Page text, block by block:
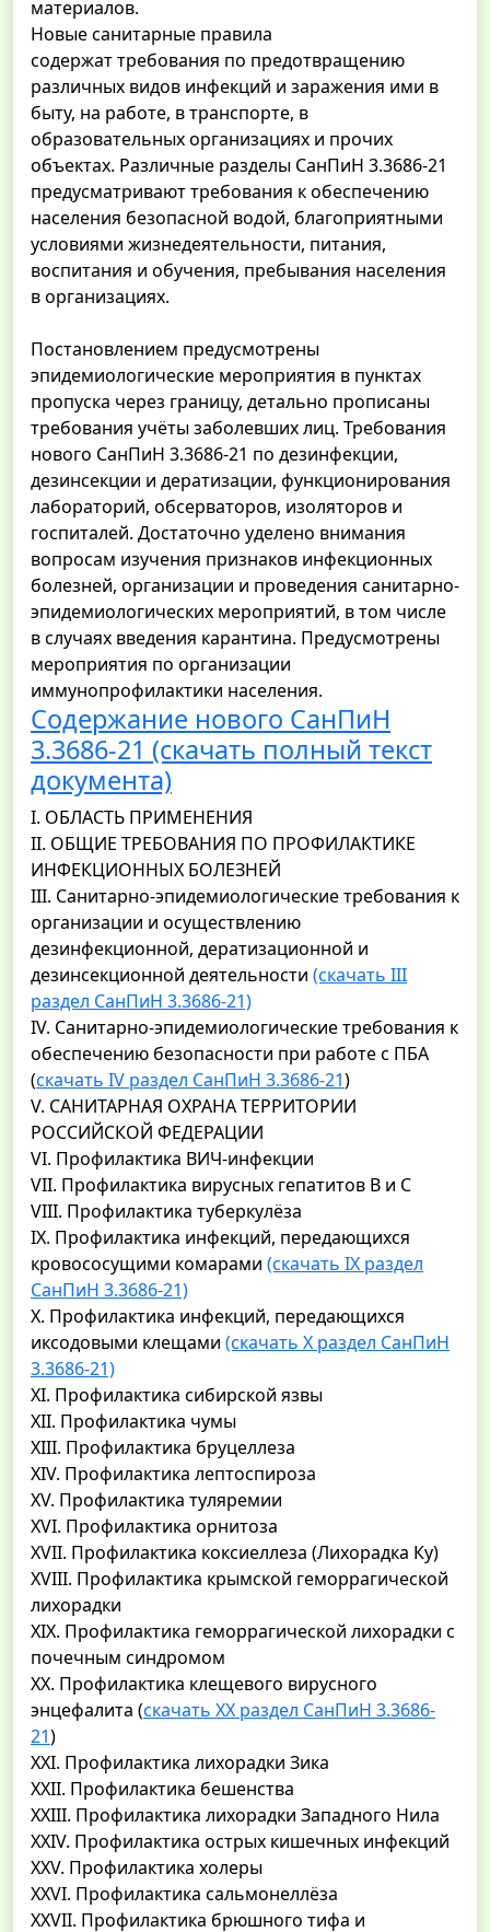
материалов.
Новые санитарные правила
содержат требования по предотвращению
различных видов инфекций и заражения ими в
быту, на работе, в транспорте, в
образовательных организациях и прочих
объектах. Различные разделы СанПиН 3.3686-21
предусматривают требования к обеспечению
населения безопасной водой, благоприятными
условиями жизнедеятельности, питания,
воспитания и обучения, пребывания населения
в организациях.
Постановлением предусмотрены
эпидемиологические мероприятия в пунктах
пропуска через границу, детально прописаны
требования учёты заболевших лиц. Требования
нового СанПиН 3.3686-21 по дезинфекции,
дезинсекции и дератизации, функционирования
лабораторий, обсерваторов, изоляторов и
госпиталей. Достаточно уделено внимания
вопросам изучения признаков инфекционных
болезней, организации и проведения санитарно-
эпидемиологических мероприятий, в том числе
в случаях введения карантина. Предусмотрены
мероприятия по организации
иммунопрофилактики населения.
Содержание нового СанПиН
3.3686-21 (скачать полный текст
документа)
I. ОБЛАСТЬ ПРИМЕНЕНИЯ
II. ОБЩИЕ ТРЕБОВАНИЯ ПО ПРОФИЛАКТИКЕ
ИНФЕКЦИОННЫХ БОЛЕЗНЕЙ
III. Санитарно-эпидемиологические требования к
организации и осуществлению
дезинфекционной, дератизационной и
дезинсекционной деятельности (скачать III
раздел СанПиН 3.3686-21)
IV. Санитарно-эпидемиологические требования к
обеспечению безопасности при работе с ПБА
(скачать IV раздел СанПиН 3.3686-21)
V. САНИТАРНАЯ ОХРАНА ТЕРРИТОРИИ
РОССИЙСКОЙ ФЕДЕРАЦИИ
VI. Профилактика ВИЧ-инфекции
VII. Профилактика вирусных гепатитов В и С
VIII. Профилактика туберкулёза
IX. Профилактика инфекций, передающихся
кровососущими комарами (скачать IX раздел
СанПиН 3.3686-21)
X. Профилактика инфекций, передающихся
иксодовыми клещами (скачать X раздел СанПиН
3.3686-21)
XI. Профилактика сибирской язвы
XII. Профилактика чумы
XIII. Профилактика бруцеллеза
XIV. Профилактика лептоспироза
XV. Профилактика туляремии
XVI. Профилактика орнитоза
XVII. Профилактика коксиеллеза (Лихорадка Ку)
XVIII. Профилактика крымской геморрагической
лихорадки
XIX. Профилактика геморрагической лихорадки с
почечным синдромом
XX. Профилактика клещевого вирусного
энцефалита (скачать ХХ раздел СанПиН 3.3686-
21)
XXI. Профилактика лихорадки Зика
XXII. Профилактика бешенства
XXIII. Профилактика лихорадки Западного Нила
XXIV. Профилактика острых кишечных инфекций
XXV. Профилактика холеры
XXVI. Профилактика сальмонеллёза
XXVII. Профилактика брюшного тифа и